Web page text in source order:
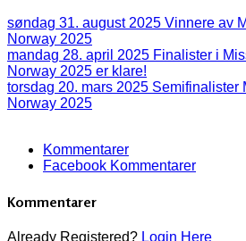
søndag 31. august 2025 Vinnere av
Norway 2025
mandag 28. april 2025 Finalister i
Norway 2025 er klare!
torsdag 20. mars 2025 Semifinalister
Norway 2025
Kommentarer
Facebook Kommentarer
Kommentarer
Already Registered? Login Here